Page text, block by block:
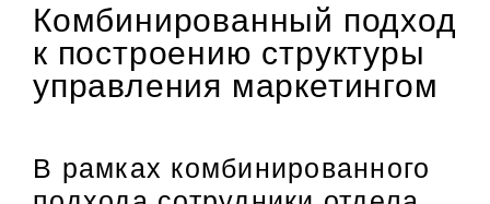
Комбинированный подход
к построению структуры
управления маркетингом
В рамках комбинированного